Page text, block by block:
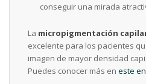
conseguir una mirada
La micropigmentación
excelente para los pacientes
imagen de mayor densidad
Puedes conocer más en este